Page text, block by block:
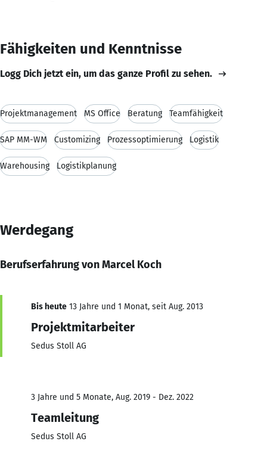
Fähigkeiten und Kenntnisse
Logg Dich jetzt ein, um das ganze Profil zu sehen.
Projektmanagement MS Office Beratung Teamfähigkeit
SAP MM-WM Customizing Prozessoptimierung Logistik
Warehousing Logistikplanung
Werdegang
Berufserfahrung von Marcel Koch
Bis heute 13 Jahre und 1 Monat, seit Aug. 2013
Projektmitarbeiter
Sedus Stoll AG
3 Jahre und 5 Monate, Aug. 2019 - Dez. 2022
Teamleitung
Sedus Stoll AG